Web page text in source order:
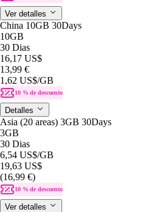
Ver detalles
China 10GB 30Days
10GB
30 Dias
16,17 US$
13,99 €
1,62 US$/GB
10 % de descuento
Detalles
Asia (20 areas) 3GB 30Days
3GB
30 Dias
6,54 US$/GB
19,63 US$
(16,99 €)
10 % de descuento
Ver detalles